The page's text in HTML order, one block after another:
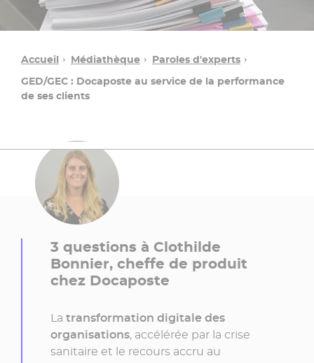
Accueil Médiathèque
Paroles d'experts
GED/GEC : Docaposte au service de la performance
de ses clients
Une
question ?
Contacter
3 questions à Clothilde
Bonnier, cheffe de produit
chez Docaposte
La transformation digitale des
organisations, accélérée par la crise
sanitaire et le recours accru au